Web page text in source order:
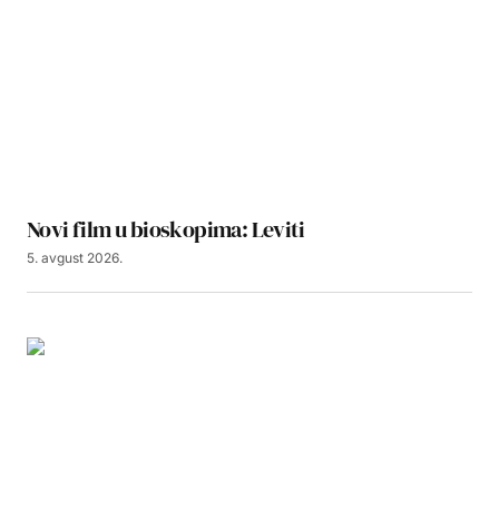
Novi film u bioskopima: Leviti
5. avgust 2026.